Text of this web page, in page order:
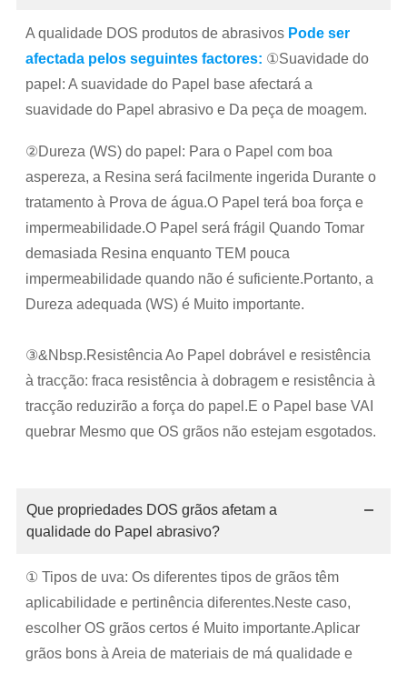
A qualidade DOS produtos de abrasivos Pode ser
afectada pelos seguintes factores: ①Suavidade do
papel: A suavidade do Papel base afectará a
suavidade do Papel abrasivo e Da peça de moagem.
②Dureza (WS) do papel: Para o Papel com boa
aspereza, a Resina será facilmente ingerida Durante o
tratamento à Prova de água.O Papel terá boa força e
impermeabilidade.O Papel será frágil Quando Tomar
demasiada Resina enquanto TEM pouca
impermeabilidade quando não é suficiente.Portanto, a
Dureza adequada (WS) é Muito importante.
③&Nbsp.Resistência Ao Papel dobrável e resistência
à tracção: fraca resistência à dobragem e resistência à
tracção reduzirão a força do papel.E o Papel base VAI
quebrar Mesmo que OS grãos não estejam esgotados.
Que propriedades DOS grãos afetam a
qualidade do Papel abrasivo?
① Tipos de uva: Os diferentes tipos de grãos têm
aplicabilidade e pertinência diferentes.Neste caso,
escolher OS grãos certos é Muito importante.Aplicar
grãos bons à Areia de materiais de má qualidade e